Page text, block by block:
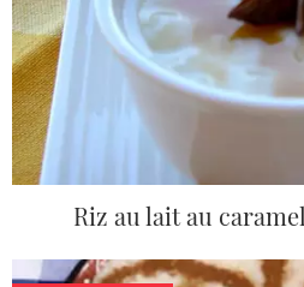
Riz au lait au